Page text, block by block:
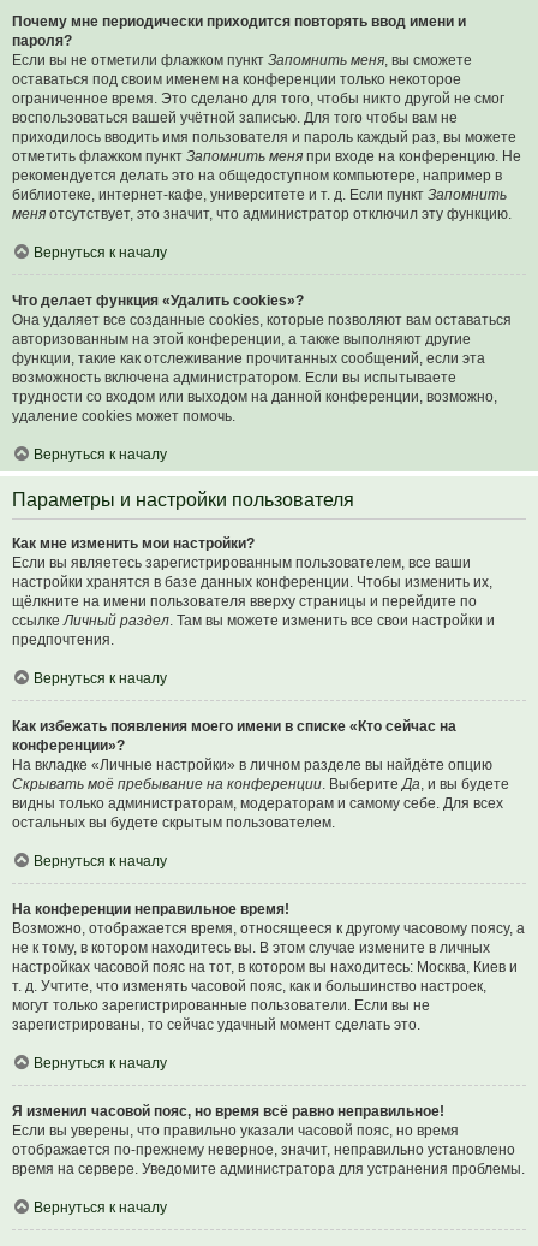
Почему мне периодически приходится повторять ввод имени и
пароля?
Если вы не отметили флажком пункт Запомнить меня, вы сможете
оставаться под своим именем на конференции только некоторое
ограниченное время. Это сделано для того, чтобы никто другой не смог
воспользоваться вашей учётной записью. Для того чтобы вам не
приходилось вводить имя пользователя и пароль каждый раз, вы можете
отметить флажком пункт Запомнить меня при входе на конференцию. Не
рекомендуется делать это на общедоступном компьютере, например в
библиотеке, интернет-кафе, университете и т. д. Если пункт Запомнить
меня отсутствует, это значит, что администратор отключил эту функцию.
Вернуться к началу
Что делает функция «Удалить cookies»?
Она удаляет все созданные cookies, которые позволяют вам оставаться
авторизованным на этой конференции, а также выполняют другие
функции, такие как отслеживание прочитанных сообщений, если эта
возможность включена администратором. Если вы испытываете
трудности со входом или выходом на данной конференции, возможно,
удаление cookies может помочь.
Вернуться к началу
Параметры и настройки пользователя
Как мне изменить мои настройки?
Если вы являетесь зарегистрированным пользователем, все ваши
настройки хранятся в базе данных конференции. Чтобы изменить их,
щёлкните на имени пользователя вверху страницы и перейдите по
ссылкеЛичный раздел. Там вы можете изменить все свои настройки и
предпочтения.
Вернуться к началу
Как избежать появления моего имени в списке «Кто сейчас на
конференции»?
На вкладке «Личные настройки» в личном разделе вы найдёте опцию
Скрывать моё пребывание на конференции. ВыберитеДа, и вы будете
видны только администраторам, модераторам и самому себе. Для всех
остальных вы будете скрытым пользователем.
Вернуться к началу
На конференции неправильное время!
Возможно, отображается время, относящееся к другому часовому поясу, а
не к тому, в котором находитесь вы. В этом случае измените в личных
настройках часовой пояс на тот, в котором вы находитесь: Москва, Киев и
т. д. Учтите, что изменять часовой пояс, как и большинство настроек,
могут только зарегистрированные пользователи. Если вы не
зарегистрированы, то сейчас удачный момент сделать это.
Вернуться к началу
Я изменил часовой пояс, но время всё равно неправильное!
Если вы уверены, что правильно указали часовой пояс, но время
отображается по-прежнему неверное, значит, неправильно установлено
время на сервере. Уведомите администратора для устранения проблемы.
Вернуться к началу